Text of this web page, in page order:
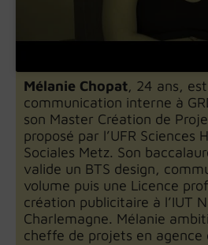
Mélanie Chopat, 24 ans,
communication interne à
son Master Création de
proposé par l’UFR Sciences
Sociales Metz. Son
valide un BTS design,
volume puis une Licence
création publicitaire à l’IUT
Charlemagne. Mélanie
cheffe de projets en agence